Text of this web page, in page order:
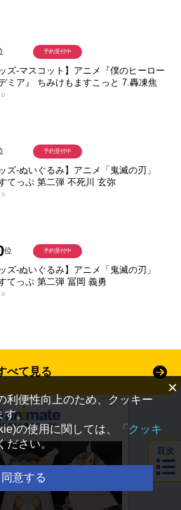
ッズ-マスコット】アニメ『僕のヒーロー
ミア』 ちみけもますこっと 7.轟凍焦
予約受付中
ッズ-ぬいぐるみ】アニメ「鬼滅の刃」
てっぷ 第二弾 不死川 玄弥
予約受付中
位
ッズ-ぬいぐるみ】アニメ「鬼滅の刃」
てっぷ 第二弾 冨岡 義勇
予約受付中
べて見る
目次
×
利便性向上のため、クッキー
す。
の使用に関しては、
「クッキ
ださい。
同意する